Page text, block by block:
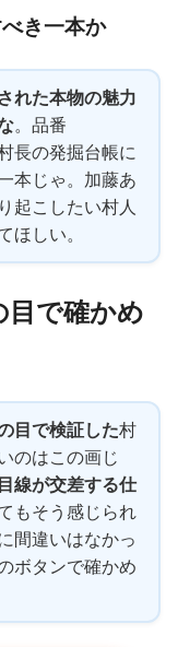
き一本か
れた本物の魅力
。品番
長の発掘台帳に
本じゃ。加藤あ
起こしたい村人
ほしい。
目で確かめ
目で検証した村
のはこの画じ
線が交差する仕
そう感じられ
間違いはなかっ
ボタンで確かめ